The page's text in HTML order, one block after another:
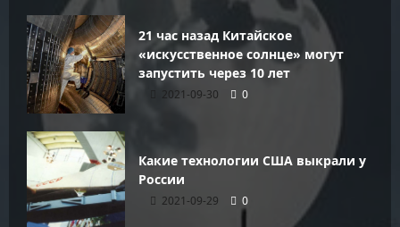
21 час назад Китайское
«искусственное солнце» могут
запустить через 10 лет
2021-09-30 0
Какие технологии США выкрали у
России
2021-09-29 0